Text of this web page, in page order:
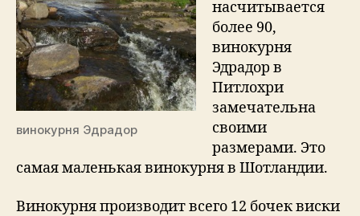
винокурня Эдрадор
насчитывается
более 90,
винокурня
Эдрадор в
Питлохри
замечательна
своими
размерами. Это
самая маленькая винокурня в Шотландии.
Винокурня производит всего 12 бочек виски